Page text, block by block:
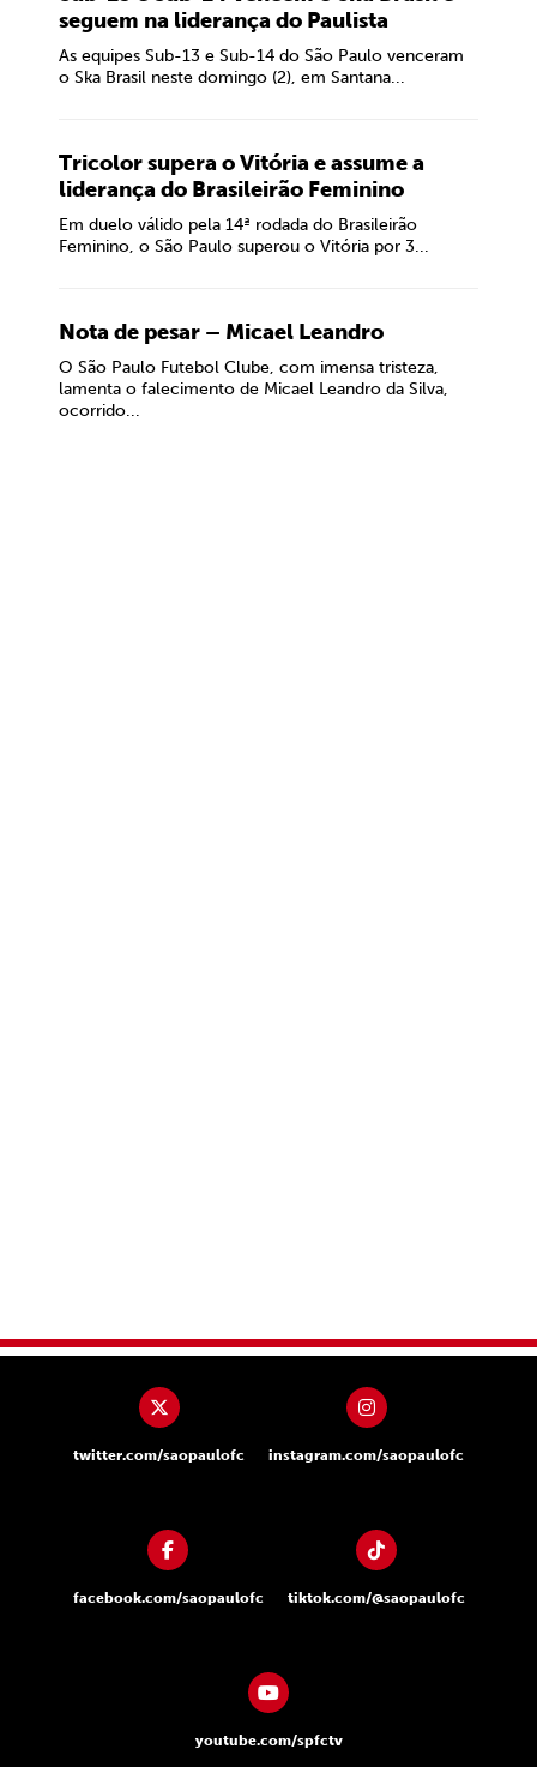
seguem na liderança do Paulista
As equipes Sub-13 e Sub-14 do São Paulo venceram
o Ska Brasil neste domingo (2), em Santana...
Tricolor supera o Vitória e assume a
liderança do Brasileirão Feminino
Em duelo válido pela 14ª rodada do Brasileirão
Feminino, o São Paulo superou o Vitória por 3...
Nota de pesar – Micael Leandro
O São Paulo Futebol Clube, com imensa tristeza,
lamenta o falecimento de Micael Leandro da Silva,
ocorrido...
twitter.com/saopaulofc instagram.com/saopaulofc
facebook.com/saopaulofc tiktok.com/@saopaulofc
youtube.com/spfctv